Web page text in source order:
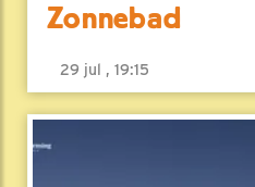
Zonnebad
29 jul , 19:15